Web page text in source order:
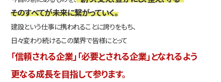
そのすべてが未来に繋がっていく。
建設という仕事に携われることに誇りをもち、
日々変わり続けるこの業界で皆様にとって
「信頼される企業」「必要とされる企業」となれるよう
更なる成長を目指して参ります。